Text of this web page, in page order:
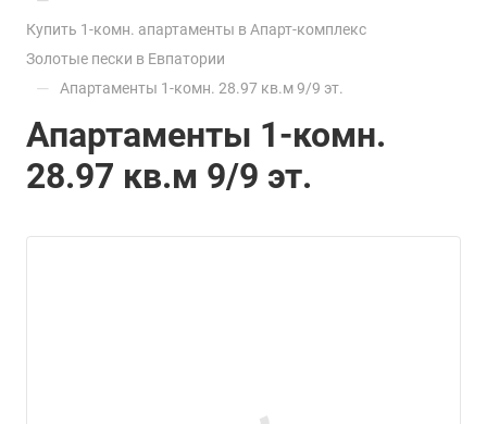
Купить 1-комн. апартаменты в Апарт-комплекс
Золотые пески в Евпатории
— Апартаменты 1-комн. 28.97 кв.м 9/9 эт.
Апартаменты 1-комн.
28.97 кв.м 9/9 эт.